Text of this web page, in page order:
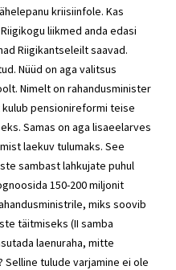
kriisiinfole. Kas
liikmed anda edasi
Riigikantseleilt saavad.
Nüüd on aga valitsus
Nimelt on rahandusminister
pensionireformi teise
Samas on aga lisaeelarves
laekuv tulumaks. See
sambast lahkujate puhul
150-200 miljonit
miks soovib
täitmiseks (II samba
laenuraha, mitte
tulude varjamine ei ole